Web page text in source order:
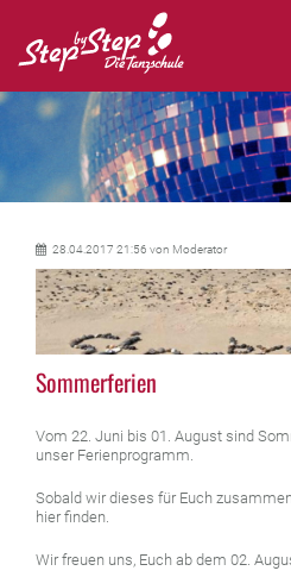
28.04.2017 21:56 von Moderator
Sommerferien
Vom 22. Juni bis 01. August sind
unser Ferienprogramm.
Sobald wir dieses für Euch
hier finden.
Wir freuen uns, Euch ab dem 02.